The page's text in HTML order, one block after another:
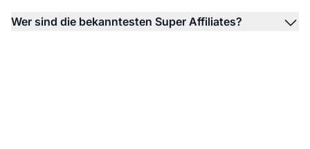
Wer sind die bekanntesten Super Affiliates?